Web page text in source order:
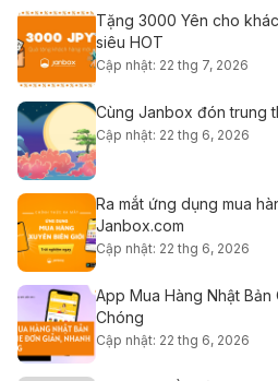
Tặng 3000 Yên cho
siêu HOT
Cập nhật: 22 thg 7, 2026
Cùng Janbox đón trung
Cập nhật: 22 thg 6, 2026
Ra mắt ứng dụng mua
Janbox.com
Cập nhật: 22 thg 6, 2026
App Mua Hàng Nhật Bản
Chóng
Cập nhật: 22 thg 6, 2026